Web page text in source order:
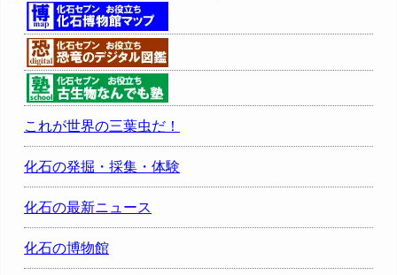
これが世界の三葉虫だ！
化石の発掘・採集・体験
化石の最新ニュース
化石の博物館